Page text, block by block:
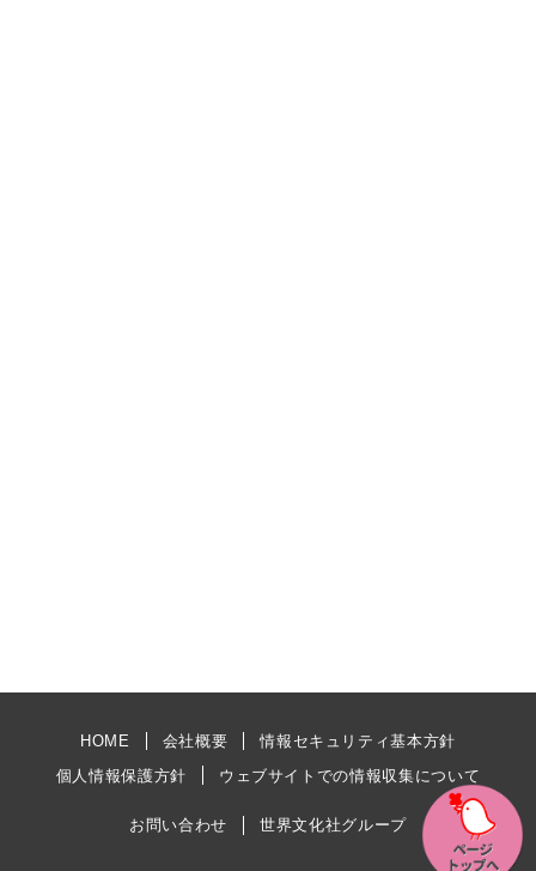
HOME 会社概要
情報セキュリティ基本方針
個人情報保護方針
ウェブサイトでの情報収集について
お問い合わせ 世界文化社グループ